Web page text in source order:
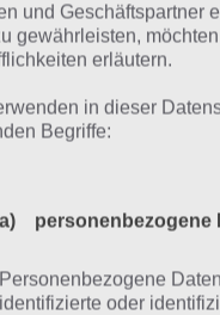
Rugby 16 für iOS
es zu schlagen gilt.
passiert, dass dadurch
vorbei, wenn du
desto stärker
Video
und Geschäftspartner
gewährleisten,
erläutern.
in dieser
Begriffe:
a) personenbezogene
Personenbezogene
identifizierte oder